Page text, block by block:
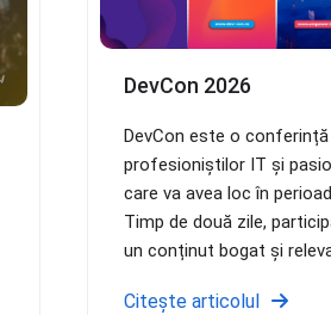
DevCon 2026
DevCon este o
profesioniștilor IT și
care va avea loc în
Timp de două zile,
un conținut bogat și
Citește articolul